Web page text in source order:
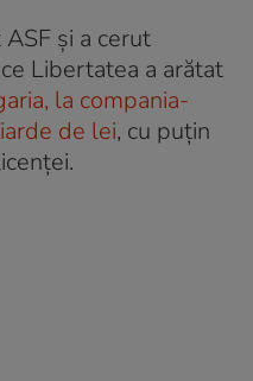
și a cerut
Libertatea a arătat
la compania-
de lei, cu puțin